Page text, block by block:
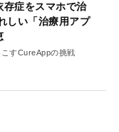
存症をスマホで治
しい「治療用アプ
すCureAppの挑戦